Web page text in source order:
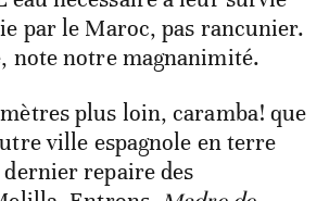
par le Maroc, pas rancunier.
note notre magnanimité.
plus loin, caramba! que
ville espagnole en terre
repaire des